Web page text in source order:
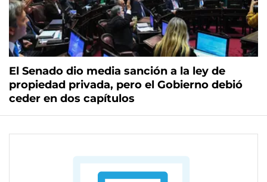
El Senado dio media sanción a la ley de
propiedad privada, pero el Gobierno debió
ceder en dos capítulos